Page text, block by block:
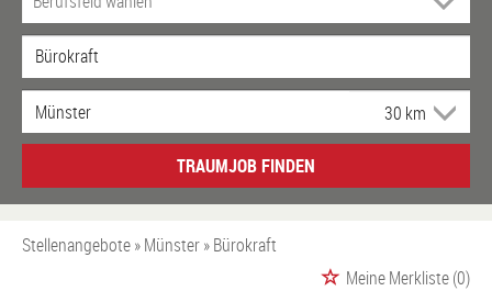
TRAUMJOB FINDEN
Stellenangebote Münster Bürokraft
Meine Merkliste(0)